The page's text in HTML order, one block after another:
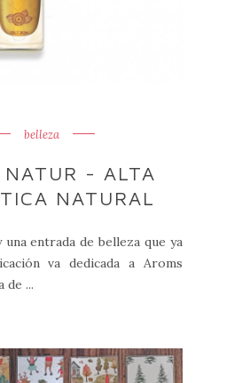
belleza
NATUR - ALTA
NATURAL
una entrada de belleza que ya
va dedicada a Aroms
de ...